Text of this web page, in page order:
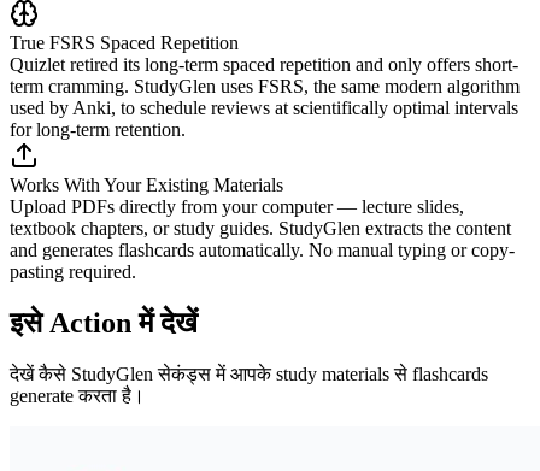
True FSRS Spaced Repetition
Quizlet retired its long-term spaced repetition and only offers short-
term cramming. StudyGlen uses FSRS, the same modern algorithm
used by Anki, to schedule reviews at scientifically optimal intervals
for long-term retention.
Works With Your Existing Materials
Upload PDFs directly from your computer — lecture slides,
textbook chapters, or study guides. StudyGlen extracts the content
and generates flashcards automatically. No manual typing or copy-
pasting required.
इसे Action में देखें
देखें कैसे StudyGlen सेकंड्स में आपके study materials से flashcards
generate करता है।